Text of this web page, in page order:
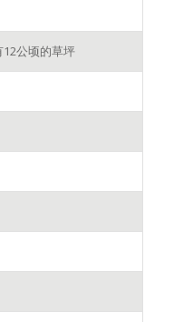
公顷的草坪